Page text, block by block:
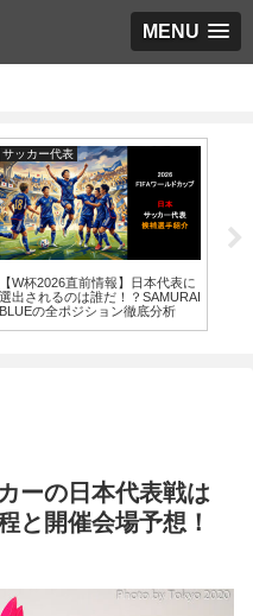
MENU
サッカー代表
【W杯2026直前情報】日本代表に
選出されるのは誰だ！？SAMURAI
BLUEの全ポジション徹底分析
ーの日本代表戦は
と開催会場予想！